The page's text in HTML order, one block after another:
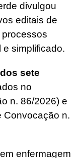
divulgou
editais de
simplificado.
sete
no
n. 86/2026) e
Convocação n.
enfermagem